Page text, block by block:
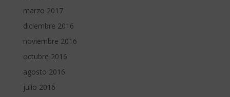
marzo 2017
diciembre 2016
noviembre 2016
octubre 2016
agosto 2016
julio 2016